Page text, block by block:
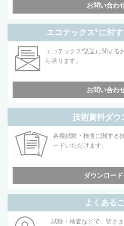
お問い合わ
エコテックス®に対
エコテックス®認証に関する
ら承ります。
お問い合わ
技術資料ダウ
各種試験・検査に関する
ードいただけます。
ダウンロー
よくある
試験・検査などで、皆さ